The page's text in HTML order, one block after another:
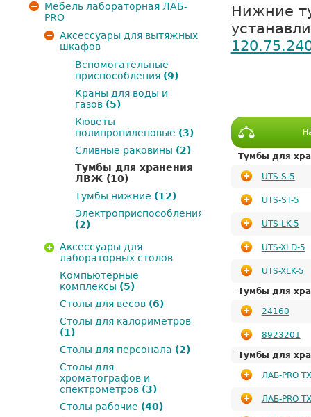
Нижние
Тумбы для
UTS-S-5
UTS-ST-5
UTS-LK-5
UTS-XLD-5
UTS-XLK-5
Тумбы для
24160
8923201
Тумбы для
ЛАБ-PRO
ЛАБ-PRO
Мебель лабораторная ЛАБ-
PRO
Аксессуары для вытяжных
шкафов
Вспомогательные
приспособления (9)
Краны для воды и
газов (5)
Кюветы
полипропиленовые (3)
Сливные раковины (2)
Тумбы для хранения
ЛВЖ (10)
Тумбы нижние (12)
Электроприспособления
(2)
Аксессуары для
лабораторных столов
Компьютерные
комплексы (5)
Столы для весов (6)
Столы для калориметров
(1)
Столы для персонала (2)
Столы для
хроматографов и
спектрометров (3)
Столы рабочие (40)